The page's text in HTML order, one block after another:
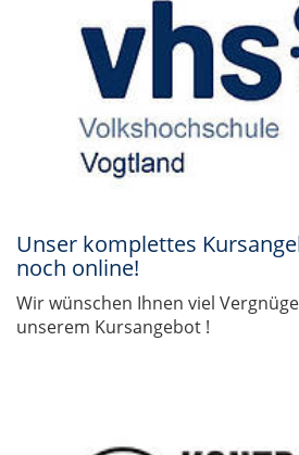
Unser komplettes
noch online!
Wir wünschen Ihnen viel
unserem Kursangebot !